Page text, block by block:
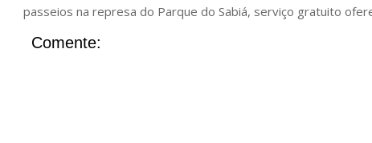
passeios na represa do Parque do Sabiá, serviço gratuito
Comente: